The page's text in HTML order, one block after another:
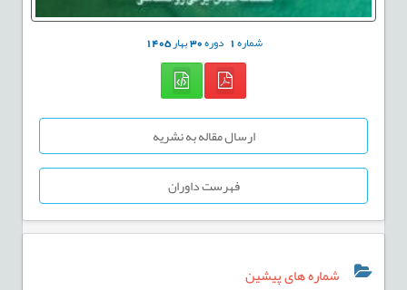
شماره1 دوره30بهار1405
ارسال مقاله به نشریه
فهرست داوران
شماره های پیشین